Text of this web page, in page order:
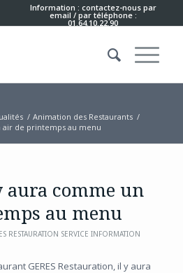
Information : contactez-nous par
email / par téléphone :
01.64.10.22.90
/ Animation des Restaurants /
air de printemps au menu
aura comme un
au menu
RESTAURATION SERVICE INFORMATION
GERES Restauration, il y aura